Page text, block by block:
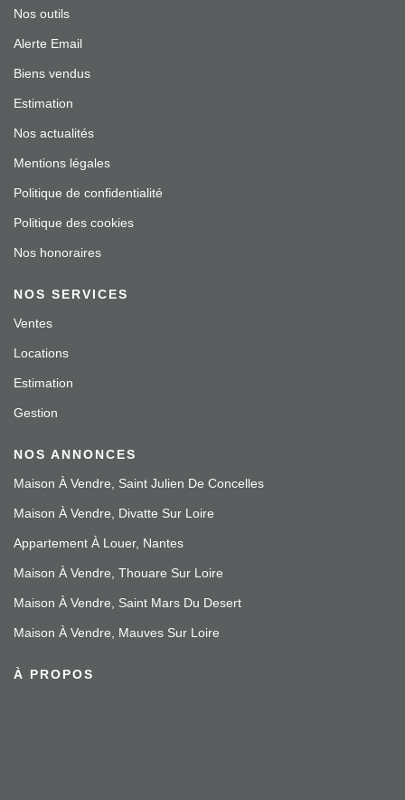
Nos outils
Alerte Email
Biens vendus
Estimation
Nos actualités
Mentions légales
Politique de confidentialité
Politique des cookies
Nos honoraires
NOS SERVICES
Ventes
Locations
Estimation
Gestion
NOS ANNONCES
Maison À Vendre, Saint Julien De Concelles
Maison À Vendre, Divatte Sur Loire
Appartement À Louer, Nantes
Maison À Vendre, Thouare Sur Loire
Maison À Vendre, Saint Mars Du Desert
Maison À Vendre, Mauves Sur Loire
À PROPOS